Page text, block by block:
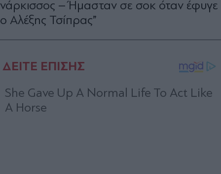
νάρκισσος – Ήμασταν σε σοκ όταν έφυγε
ο Αλέξης Τσίπρας”